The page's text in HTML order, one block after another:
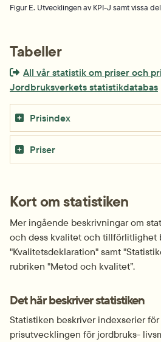
Figur E. Utvecklingen av KPI-J samt vissa
Tabeller
Extern länk som öppnas i nytt
All vår statistik om priser och
Jordbruksverkets statistikdatabas
Prisindex
Priser
Kort om statistiken
Mer ingående beskrivningar om
och dess kvalitet och tillförlitlighet
"Kvalitetsdeklaration" samt
rubriken "Metod och kvalitet”.
Det här beskriver statistiken
Statistiken beskriver indexserier
prisutvecklingen för jordbruks-